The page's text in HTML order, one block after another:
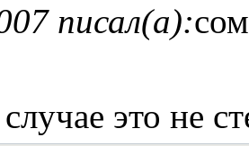
писал(а):
это не